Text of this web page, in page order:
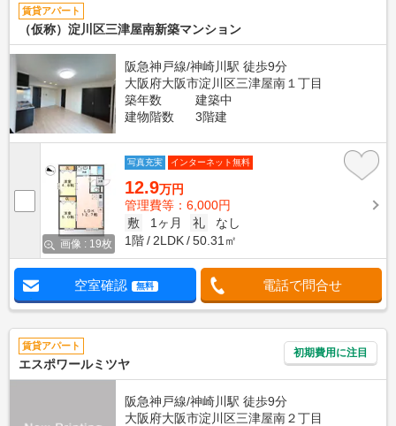
賃貸アパート
（仮称）淀川区三津屋南新築マンション
阪急神戸線/神崎川駅 徒歩9分
大阪府大阪市淀川区三津屋南１丁目
築年数
建築中
建物階数
3階建
画像 : 19枚
写真充実 インターネット無料
12.9万円
管理費等：6,000円
敷
1ヶ月 礼
なし
1階
2LDK 50.31㎡
空室確認 無料 電話で問合せ
賃貸アパート
エスポワールミツヤ
初期費用に注目
阪急神戸線/神崎川駅 徒歩9分
大阪府大阪市淀川区三津屋南２丁目